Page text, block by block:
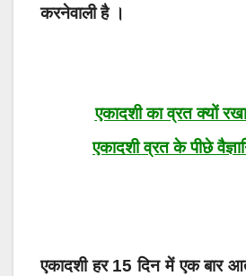
करनेवाली है ।
एकादशी का व्रत क्यों
एकादशी व्रत के पीछे
एकादशी हर 15 दिन में एक बार